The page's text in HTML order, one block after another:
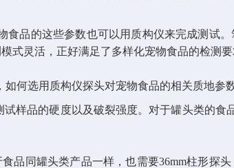
品的这些参数也可以用质构仪来完成测试。
式灵活，正好满足了多样化宠物食品的检测要
何选用质构仪探头对宠物食品的相关质地参
样品的硬度以及破裂强度。对于罐头类的食
同罐头类产品一样，也需要36mm柱形探头